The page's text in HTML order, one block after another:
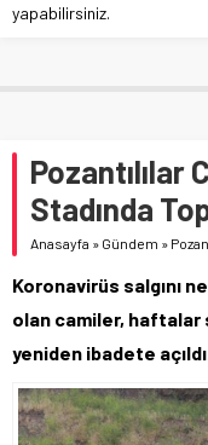
yapabilirsiniz.
Pozantılılar
Stadında
Anasayfa » Gündem »
Koronavirüs salgını
olan camiler, haftalar
yeniden ibadete